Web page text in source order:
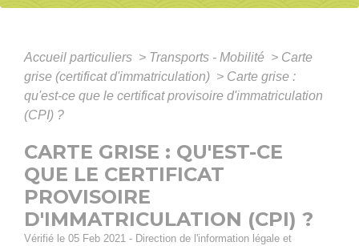
Accueil particuliers > Transports - Mobilité > Carte
grise (certificat d'immatriculation) > Carte grise :
qu'est-ce que le certificat provisoire d'immatriculation
(CPI) ?
CARTE GRISE : QU'EST-CE
QUE LE CERTIFICAT
PROVISOIRE
D'IMMATRICULATION (CPI) ?
Vérifié le 05 Feb 2021 - Direction de l'information légale et